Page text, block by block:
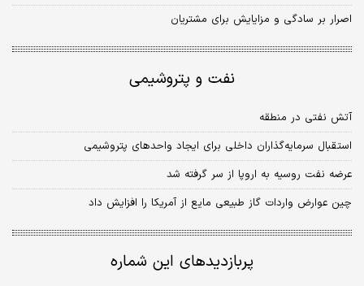
اصرار بر سادگی و مزایایش برای مشتریان
نفت و پتروشیمی
آتش نفتی در منطقه
استقبال سرمایه‌گذاران داخلی برای ایجاد واحدهای پتروشیمی
عرضه نفت روسیه به اروپا از سر گرفته شد
چین عوارض واردات گاز طبیعی مایع از آمریکا را افزایش داد
پربازدیدهای این شماره